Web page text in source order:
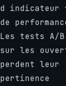
d indicateur
de
Les tests A/B
sur les
perdent leur
pertinence